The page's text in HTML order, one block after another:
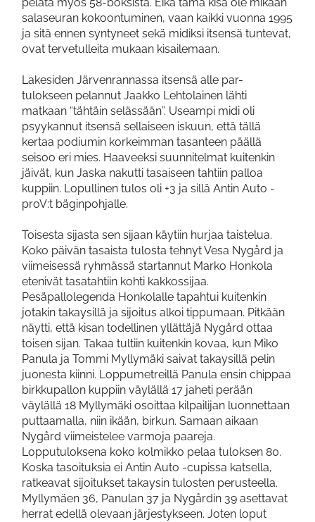
salaseuran kokoontuminen, vaan kaikki vuonna 1995
ja sitä ennen syntyneet sekä midiksi itsensä tuntevat,
ovat tervetulleita mukaan kisailemaan.
Lakesiden Järvenrannassa itsensä alle par-
tulokseen pelannut Jaakko Lehtolainen lähti
matkaan “tähtäin selässään”. Useampi midi oli
psyykannut itsensä sellaiseen iskuun, että tällä
kertaa podiumin korkeimman tasanteen päällä
seisoo eri mies. Haaveeksi suunnitelmat kuitenkin
jäivät, kun Jaska nakutti tasaiseen tahtiin palloa
kuppiin. Lopullinen tulos oli +3 ja sillä Antin Auto -
proV:t bäginpohjalle.
Toisesta sijasta sen sijaan käytiin hurjaa taistelua.
Koko päivän tasaista tulosta tehnyt Vesa Nygård ja
viimeisessä ryhmässä startannut Marko Honkola
etenivät tasatahtiin kohti kakkossijaa.
Pesäpallolegenda Honkolalle tapahtui kuitenkin
jotakin takaysillä ja sijoitus alkoi tippumaan. Pitkään
näytti, että kisan todellinen yllättäjä Nygård ottaa
toisen sijan. Takaa tultiin kuitenkin kovaa, kun Miko
Panula ja Tommi Myllymäki saivat takaysillä pelin
juonesta kiinni. Loppumetreillä Panula ensin chippaa
birkkupallon kuppiin väylällä 17 jaheti perään
väylällä 18 Myllymäki osoittaa kilpailijan luonnettaan
puttaamalla, niin ikään, birkun. Samaan aikaan
Nygård viimeistelee varmoja paareja.
Lopputuloksena koko kolmikko pelaa tuloksen 80.
Koska tasoituksia ei Antin Auto -cupissa katsella,
ratkeavat sijoitukset takaysin tulosten perusteella.
Myllymäen 36, Panulan 37 ja Nygårdin 39 asettavat
herrat edellä olevaan järjestykseen. Joten loput